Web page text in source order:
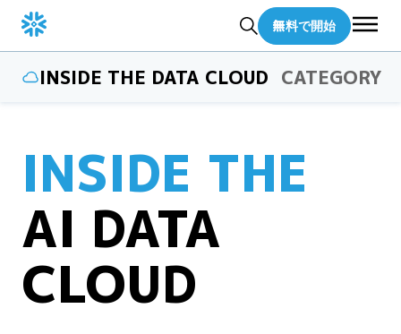
無料で開始
INSIDE THE DATA CLOUD CATEGORY
INSIDE THE
AI DATA
CLOUD